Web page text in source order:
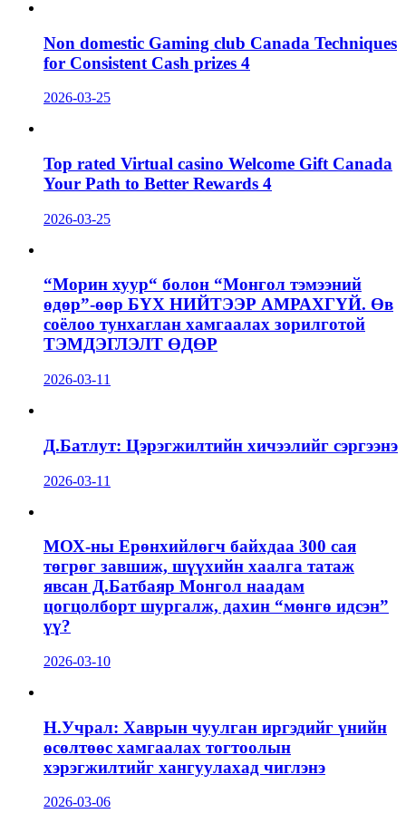
Non domestic Gaming club Canada Techniques
for Consistent Cash prizes 4
2026-03-25
Top rated Virtual casino Welcome Gift Canada
Your Path to Better Rewards 4
2026-03-25
“Морин хуур“ болон “Монгол тэмээний
өдөр”-өөр БҮХ НИЙТЭЭР АМРАХГҮЙ. Өв
соёлоо тунхаглан хамгаалах зорилготой
ТЭМДЭГЛЭЛТ ӨДӨР
2026-03-11
Д.Батлут: Цэрэгжилтийн хичээлийг сэргээнэ
2026-03-11
МОХ-ны Ерөнхийлөгч байхдаа 300 сая
төгрөг завшиж, шүүхийн хаалга татаж
явсан Д.Батбаяр Монгол наадам
цогцолборт шургалж, дахин “мөнгө идсэн”
үү?
2026-03-10
Н.Учрал: Хаврын чуулган иргэдийг үнийн
өсөлтөөс хамгаалах тогтоолын
хэрэгжилтийг хангуулахад чиглэнэ
2026-03-06